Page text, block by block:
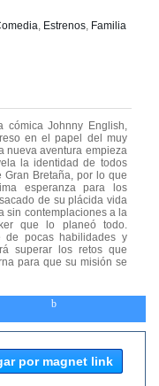
, Estrenos, Familia
cómica Johnny English,
en el papel del muy
nueva aventura empieza
la identidad de todos
Gran Bretaña, por lo que
esperanza para los
de su plácida vida
sin contemplaciones a la
que lo planeó todo.
de pocas habilidades y
superar los retos que
para que su misión se
por magnet link